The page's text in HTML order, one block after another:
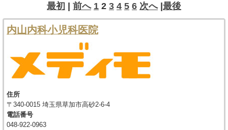
最初 | 前へ 1 2 3 4 5 6 次へ|最後
内山内科小児科医院
住所
〒340-0015 埼玉県草加市高砂2-6-4
電話番号
048-922-0963